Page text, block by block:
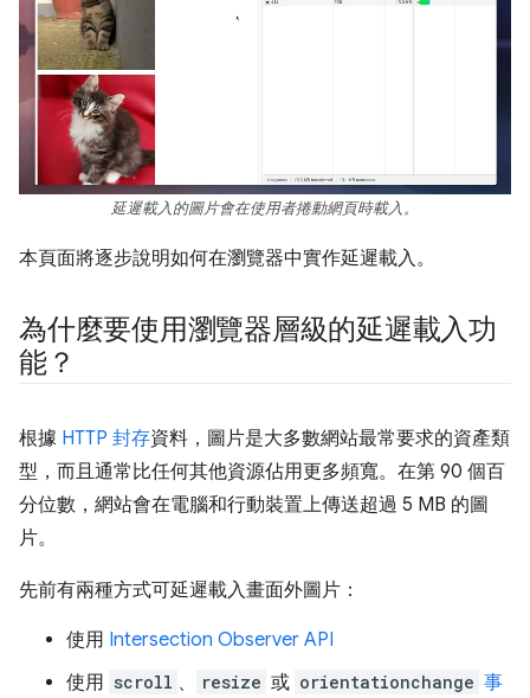
延遲載入的圖片會在使用者捲動網頁時載入。
本頁面將逐步說明如何在瀏覽器中實作延遲載入。
為什麼要使用瀏覽器層級的延遲載入功
能？
根據 HTTP 封存資料，圖片是大多數網站最常要求的資產類
型，而且通常比任何其他資源佔用更多頻寬。在第 90 個百
分位數，網站會在電腦和行動裝置上傳送超過 5 MB 的圖
片。
先前有兩種方式可延遲載入畫面外圖片：
使用 Intersection Observer API
使用 scroll 、 resize 或 orientationchange 事